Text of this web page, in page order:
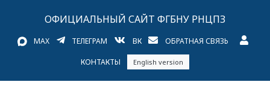
ОФИЦИАЛЬНЫЙ САЙТ ФГБНУ РНЦПЗ
MAX ТЕЛЕГРАМ ВК ОБРАТНАЯ СВЯЗЬ
КОНТАКТЫ English version